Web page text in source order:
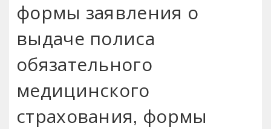
формы заявления о
выдаче полиса
обязательного
медицинского
страхования‚ формы